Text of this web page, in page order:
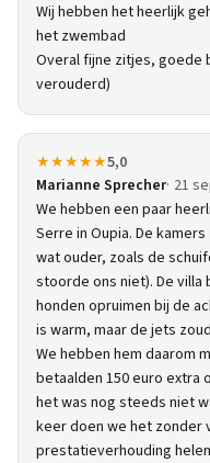
Wij hebben het heerlijk
het zwembad
Overal fijne zitjes, goede
verouderd)
★★★★★5,0
Marianne Sprecher 21
We hebben een paar
Serre in Oupia. De
wat ouder, zoals de
stoorde ons niet). De
honden opruimen bij de
is warm, maar de jets
We hebben hem daarom
betaalden 150 euro extra
het was nog steeds niet
keer doen we het zonder
prestatieverhouding